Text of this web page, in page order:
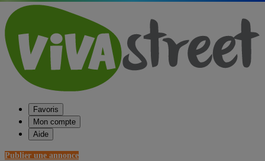
Favoris
Mon compte
Aide
Publier une annonce